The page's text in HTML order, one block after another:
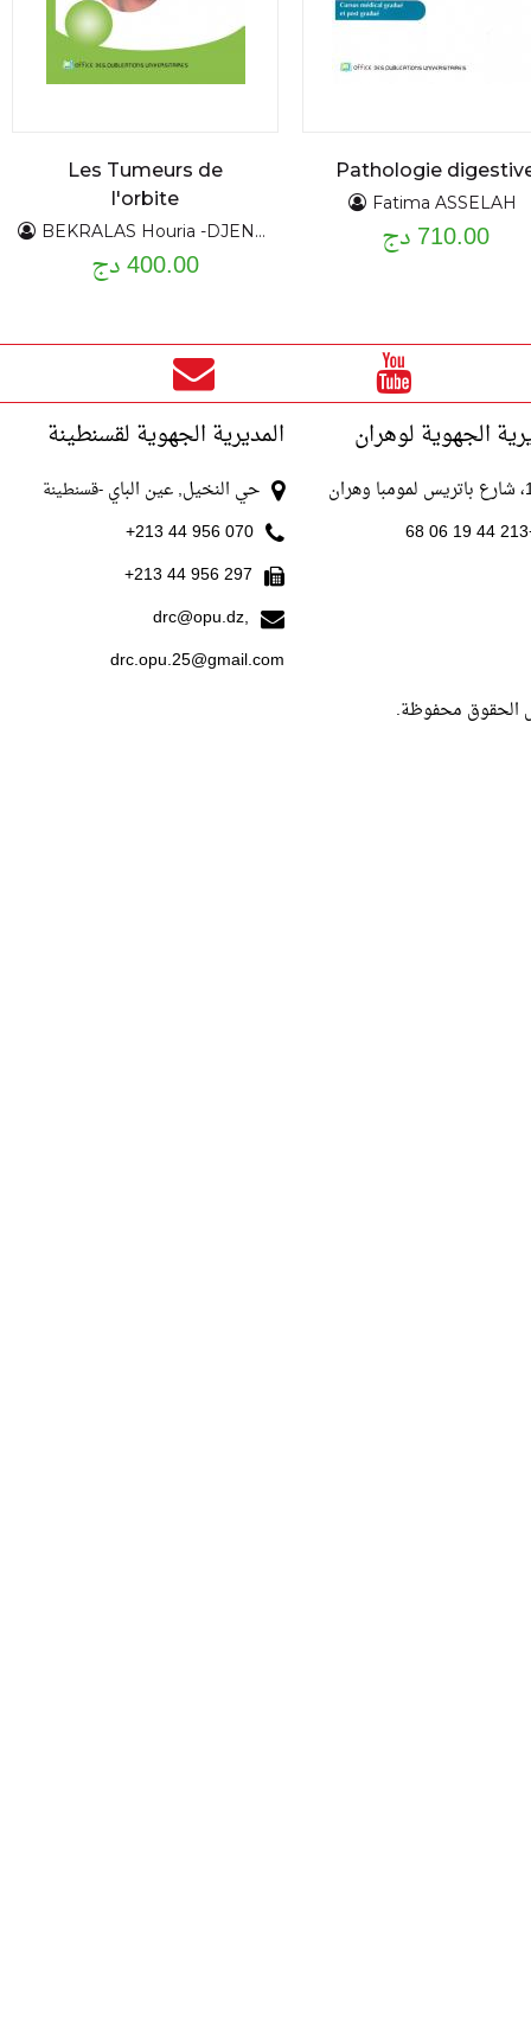
Pathologie
Fatima ASSELAH
710.00 دج
Les Tumeurs de
l'orbite
BEKRALAS Houria -DJENNAS Mohamed
400.00 دج
الجهوية لوهران المديرية الجهوية لقسنطينة
حي النخيل, عين الباي -قسنطينة
070 956 44 213+
297 956 44 213+
drc@opu.dz,
drc.opu.25@gmail.com
الحقوق محفوظة.